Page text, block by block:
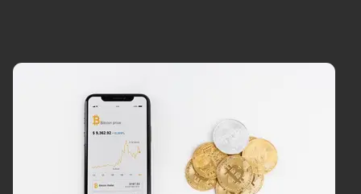
Comportamento
Cultura
Economia
Educação
Infraestrutura
Internacional
Política
Saúde
Tempo